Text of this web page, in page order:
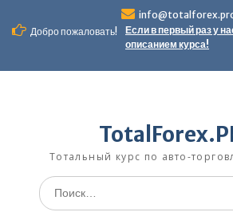
содержимому
Добро пожаловать!
Если в первый раз у
описанием курса!
Тотальный курс по авто-
Искать: